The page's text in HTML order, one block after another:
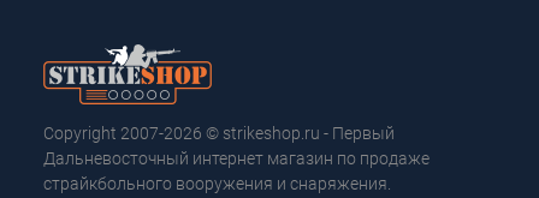
Copyright 2007-2026 © strikeshop.ru - Первый
Дальневосточный интернет магазин по продаже
страйкбольного вооружения и снаряжения.